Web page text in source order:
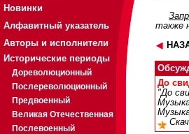
Новинки
Алфавитный указатель
Авторы и исполнители
Исторические периоды
Дореволюционный
Послереволюционный
Предвоенный
Великая Отечественная
Послевоенный
также
До
"До